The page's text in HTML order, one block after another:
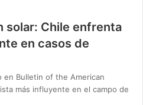
solar: Chile enfrenta
en casos de
en Bulletin of the American
más influyente en el campo de